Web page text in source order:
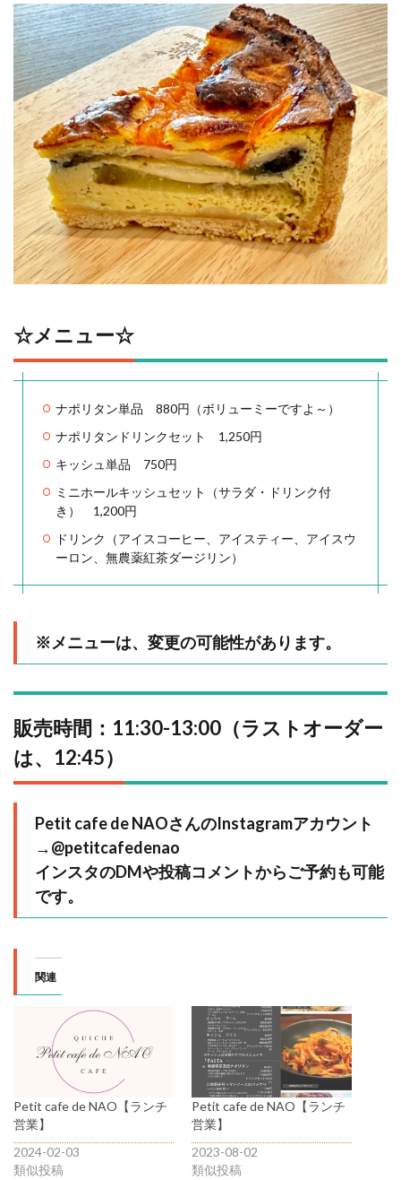
☆メニュー☆
ナポリタン単品 880円（ボリューミーですよ～）
ナポリタンドリンクセット 1,250円
キッシュ単品 750円
ミニホールキッシュセット（サラダ・ドリンク付
き） 1,200円
ドリンク（アイスコーヒー、アイスティー、アイスウ
ーロン、無農薬紅茶ダージリン）
※メニューは、変更の可能性があります。
販売時間：11:30-13:00（ラストオーダー
は、12:45）
Petit cafe de NAOさんのInstagramアカウント
→@petitcafedenao
インスタのDMや投稿コメントからご予約も可能
です。
関連
Petit cafe de NAO【ランチ
営業】
2024-02-03
類似投稿
Petit cafe de NAO【ランチ
営業】
2023-08-02
類似投稿